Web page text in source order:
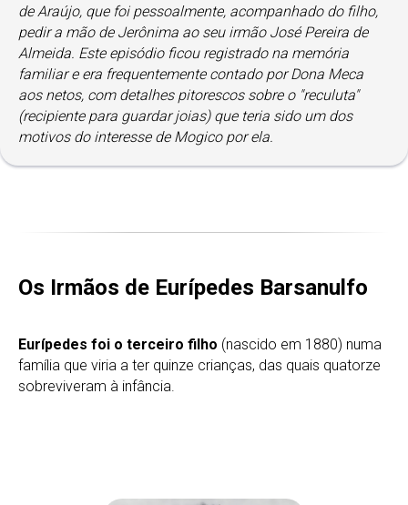
de Araújo, que foi pessoalmente, acompanhado do filho,
pedir a mão de Jerônima ao seu irmão José Pereira de
Almeida. Este episódio ficou registrado na memória
familiar e era frequentemente contado por Dona Meca
aos netos, com detalhes pitorescos sobre o "reculuta"
(recipiente para guardar joias) que teria sido um dos
motivos do interesse de Mogico por ela.
Os Irmãos de Eurípedes Barsanulfo
Eurípedes foi o terceiro filho (nascido em 1880) numa
família que viria a ter quinze crianças, das quais quatorze
sobreviveram à infância.